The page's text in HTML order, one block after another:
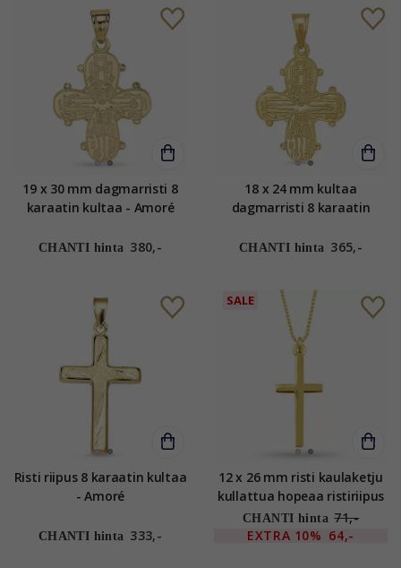
19 x 30 mm dagmarristi 8
karaatin kultaa - Amoré
CHANTI hinta 380,-
18 x 24 mm kultaa
dagmarristi 8 karaatin
CHANTI hinta 365,-
Risti riipus 8 karaatin kultaa
- Amoré
CHANTI hinta 333,-
SALE
12 x 26 mm risti kaulaketju
kullattua hopeaa ristiriipus
kullattua hopeaa
CHANTI hinta 71,-
EXTRA 10% 64,-